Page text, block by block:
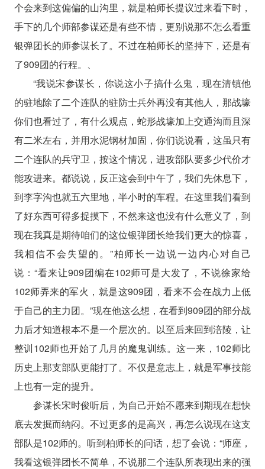
个会来到这偏偏的山沟里，就是柏师长提议过来看下时，
手下的几个师部参谋还是有些不情，更别说那不怎么看重
银弹团长的师参谋长了。不过在柏师长的坚持下，还是有
了909团的行程。、
“我说宋参谋长，你说这小子搞什么鬼，现在清镇他
的驻地除了二个连队的驻防士兵外再没有其他人，那战壕
你们也看过了，有什么观点，蛇形战壕加上交通沟而且深
有二米左右，并用水泥钢材加固，你们说说看，这虽只有
二个连队的兵守卫，按这个情况，进攻部队要多少代价才
能攻进来。都说说，反正这会到中午了，我们先休息下，
到李字沟也就五六里地，半小时的车程。在这里我们看到
了好东西可得多捉摸下，不然来这也没有什么意义了，到
现在我真是期待咱们的这位银弹团长给我们更大的惊喜，
我相信不会失望的。”柏师长一边说一边内心对自己
说：“看来让909团编在102师可是大发了，不说徐家给
102师弄来的军火，就是这909团，看来不会在战力上低
于自己的主力团。”现在他这么想，在看到909团的部分战
力后才知道根本不是一个层次的。以至后来回到涪陵，让
整训102师也开始了几月的魔鬼训练。这一来，102师比
历史上那支部队更能打了。不仅是意志上，就是军事技能
上也有一定的提升。
参谋长宋时俊听后，为自己开始不愿来到期现在想快
底去发掘而纳闷。不过更多的是高兴，再怎么说现在这支
部队是102师的。听到柏师长的问话，想了会说：“师座，
我看这银弹团长不简单，不说那二个连队所表现出来的强